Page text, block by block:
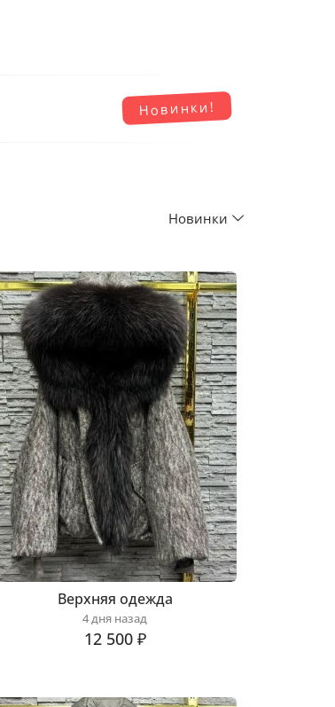
Новинки!
Новинки
Верхняя одежда
4 дня назад
12 500 ₽